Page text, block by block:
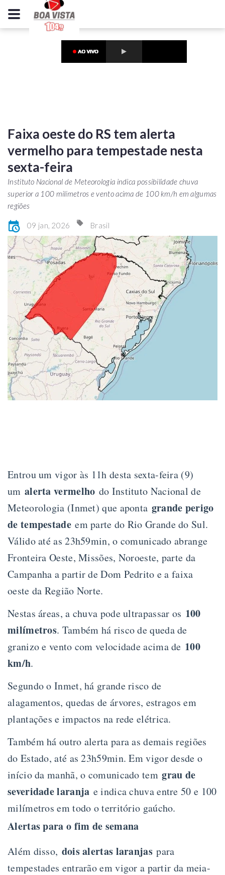
Faixa oeste do RS tem alerta
vermelho para tempestade nesta
sexta-feira
Instituto Nacional de Meteorologia indica possibilidade chuva
superior a 100 milímetros e vento acima de 100 km/h em algumas
regiões
09 jan, 2026 Brasil
Entrou um vigor às 11h desta sexta-feira (9)
um alerta vermelho do Instituto Nacional de
Meteorologia (Inmet) que aponta grande perigo
de tempestadeem parte do Rio Grande do Sul.
Válido até as 23h59min, o comunicado abrange
Fronteira Oeste, Missões, Noroeste, parte da
Campanha a partir de Dom Pedrito e a faixa
oeste da Região Norte.
Nestas áreas, a chuva pode ultrapassar os 100
milímetros. Também há risco de queda de
granizo e vento com velocidade acima de 100
km/h.
Segundo o Inmet, há grande risco de
alagamentos, quedas de árvores, estragos em
plantações e impactos na rede elétrica.
Também há outro alerta para as demais regiões
do Estado, até as 23h59min. Em vigor desde o
início da manhã, o comunicado temgrau de
severidade laranja e indica chuva entre 50 e 100
milímetros em todo o território gaúcho.
Alertas para o fim de semana
Além disso, dois alertas laranjaspara
tempestades entrarão em vigor a partir da meia-